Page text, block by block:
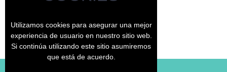
Utilizamos cookies para asegurar una mejor
experiencia de usuario en nuestro sitio web.
Si continúa utilizando este sitio asumiremos
que está de acuerdo.